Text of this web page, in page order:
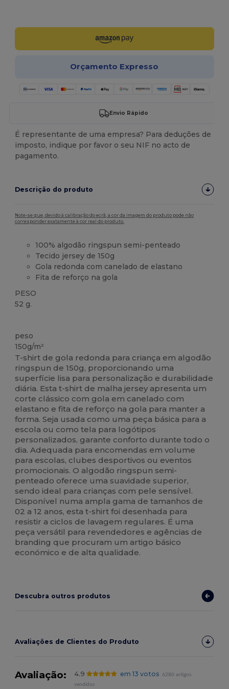
Orçamento Expresso
Envio Rápido
É representante de uma empresa? Para deduções de
imposto, indique por favor o seu NIF no acto de
pagamento.
Descrição do produto
Note-se que, devido à calibração do ecrã, a cor da imagem do produto pode não
corresponder exatamente à cor real do produto.
100% algodão ringspun semi-penteado
Tecido jersey de 150g
Gola redonda com canelado de elastano
Fita de reforço na gola
PESO
52 g.
peso
150g/m²
T-shirt de gola redonda para criança em algodão
ringspun de 150g, proporcionando uma
superfície lisa para personalização e durabilidade
diária. Esta t-shirt de malha jersey apresenta um
corte clássico com gola em canelado com
elastano e fita de reforço na gola para manter a
forma. Seja usada como uma peça básica para a
escola ou como tela para logótipos
personalizados, garante conforto durante todo o
dia. Adequada para encomendas em volume
para escolas, clubes desportivos ou eventos
promocionais. O algodão ringspun semi-
penteado oferece uma suavidade superior,
sendo ideal para crianças com pele sensível.
Disponível numa ampla gama de tamanhos de
02 a 12 anos, esta t-shirt foi desenhada para
resistir a ciclos de lavagem regulares. É uma
peça versátil para revendedores e agências de
branding que procuram um artigo básico
económico e de alta qualidade.
Descubra outros produtos
Avaliações de Clientes do Produto
Avaliação: 4.9 em 13 votos
6280 artigos
vendidos